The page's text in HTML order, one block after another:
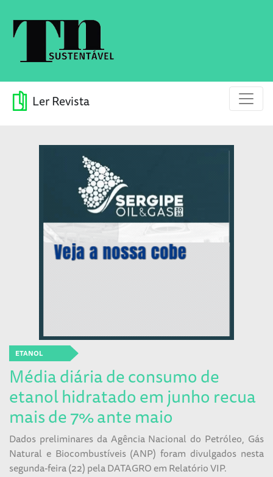
Ler Revista
ETANOL
Média diária de consumo de
etanol hidratado em junho recua
mais de 7% ante maio
Dados preliminares da Agência Nacional do Petróleo, Gás
Natural e Biocombustíveis (ANP) foram divulgados nesta
segunda-feira (22) pela DATAGRO em Relatório VIP.